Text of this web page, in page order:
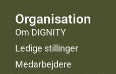
Organisation
Om DIGNITY
Ledige stillinger
Medarbejdere